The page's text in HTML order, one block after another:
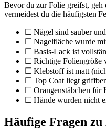
Bevor du zur Folie greifst, geh
vermeidest du die häufigsten
☐ Nägel sind sauber
☐ Nagelfläche wurde
☐ Basis-Lack ist
☐ Richtige Foliengröße
☐ Klebstoff ist matt
☐ Top Coat liegt
☐ Orangenstäbchen für
☐ Hände wurden nicht
Häufige Fragen